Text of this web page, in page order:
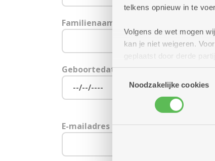
telkens opnieuw in te
Volgens de wet mogen
kan je niet weigeren.
geplaatst door derde
(geanonimiseerd)
combineren met andere
Toestemmingsselectie
Noodzakelijke cookies
Familienaam
Geboortedatum
E-mailadres